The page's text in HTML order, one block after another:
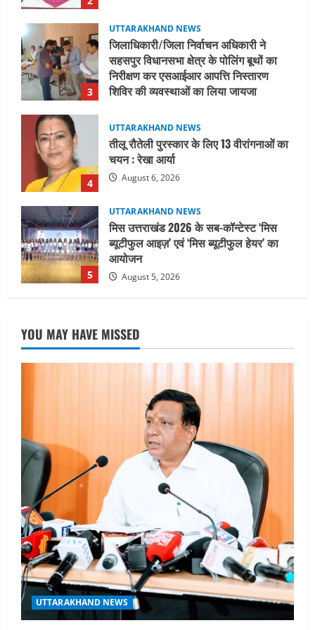
4
UTTARAKHAND NEWS
तीलू रौतेली पुरस्कार के लिए 13 वीरांगनाओं का
चयन : रेखा आर्या
August 6, 2026
5
मिस उत्तराखंड 2026 के सब-कॉन्टेस्ट ‘मिस
ब्यूटीफुल आइज़’ एवं ‘मिस ब्यूटीफुल हेयर’ का
आयोजन
August 5, 2026
1
UTTARAKHAND NEWS
धामी कैबिनेट ने लिए कई महत्वपूर्ण निर्णय, अब
सामान्य वर्ग के पशुपालकों को भी गाय एवं भैंस
खरीद पर मिलेगा अनुदान, मजदूरी संहिता
नियमावली-2026 को मिली मंजूरी
2
नाबार्ड ने राष्ट्रीय हथकरघा दिवस के अवसर पर
मुंबई में तीन दिवसीय प्रदर्शनी का आयोजन किया
August 7, 2026
3
UTTARAKHAND NEWS
जिलाधिकारी/जिला निर्वाचन अधिकारी ने
सहसपुर विधानसभा क्षेत्र के पोलिंग बूथों का
निरीक्षण कर एसआईआर आपत्ति निस्तारण
शिविर की व्यवस्थाओं का लिया जायजा
August 6, 2026
4
UTTARAKHAND NEWS
तीलू रौतेली पुरस्कार के लिए 13 वीरांगनाओं का
चयन : रेखा आर्या
August 6, 2026
UTTARAKHAND NEWS
मिस उत्तराखंड 2026 के सब-कॉन्टेस्ट ‘मिस
ब्यूटीफुल आइज़’ एवं ‘मिस ब्यूटीफुल हेयर’ का
आयोजन
YOU MAY HAVE MISSED
UTTARAKHAND NEWS